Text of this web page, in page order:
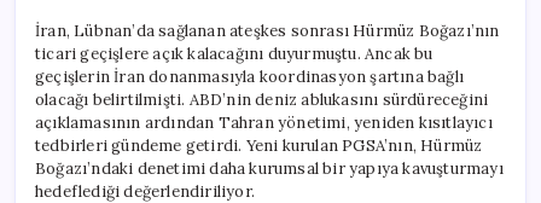
İran, Lübnan’da sağlanan ateşkes sonrası Hürmüz Boğazı’nın
ticari geçişlere açık kalacağını duyurmuştu. Ancak bu
geçişlerin İran donanmasıyla koordinasyon şartına bağlı
olacağı belirtilmişti. ABD’nin deniz ablukasını sürdüreceğini
açıklamasının ardından Tahran yönetimi, yeniden kısıtlayıcı
tedbirleri gündeme getirdi. Yeni kurulan PGSA’nın, Hürmüz
Boğazı’ndaki denetimi daha kurumsal bir yapıya kavuşturmayı
hedeflediği değerlendiriliyor.